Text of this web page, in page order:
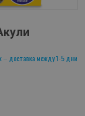
– доставка между 1-5 дни